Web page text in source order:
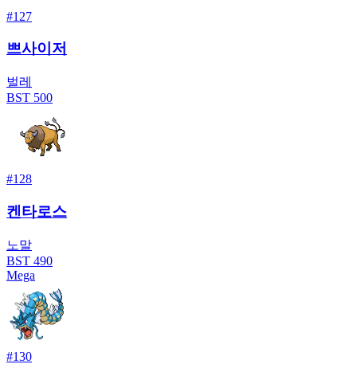
#127
쁘사이저
벌레
BST 500
#128
켄타로스
노말
BST 490
Mega
#130